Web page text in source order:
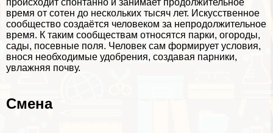
время от сотен до нескольких тысяч лет. Искусственное
сообщество создаётся человеком за непродолжительное
время. К таким сообществам относятся парки, огороды,
сады, посевные поля. Человек сам формирует условия,
внося необходимые удобрения, создавая парники,
увлажняя почву.
Смена